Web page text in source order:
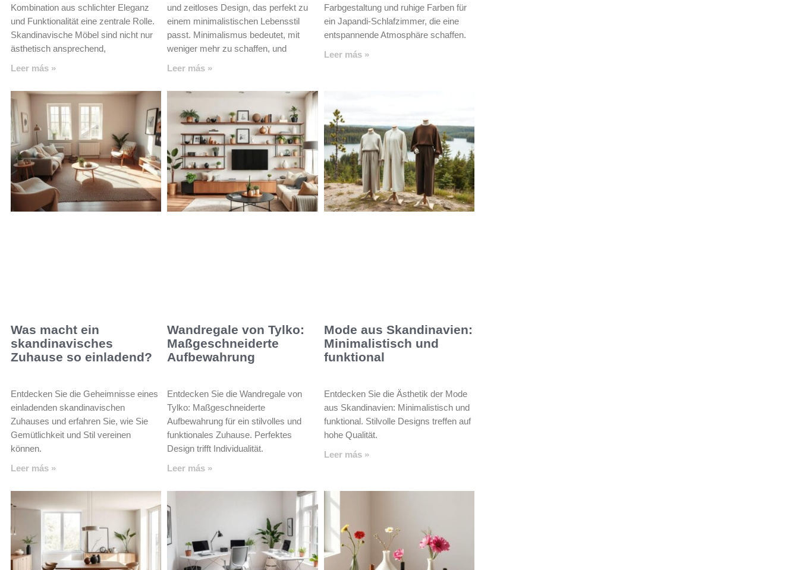
Kombination aus schlichter Eleganz
und Funktionalität eine zentrale Rolle.
Skandinavische Möbel sind nicht nur
ästhetisch ansprechend,
Leer más »
und zeitloses Design, das perfekt zu
einem minimalistischen Lebensstil
passt. Minimalismus bedeutet, mit
weniger mehr zu schaffen, und
Leer más »
Farbgestaltung und ruhige Farben für
ein Japandi-Schlafzimmer, die eine
entspannende Atmosphäre schaffen.
Leer más »
Was macht ein
skandinavisches
Zuhause so einladend?
Entdecken Sie die Geheimnisse eines
einladenden skandinavischen
Zuhauses und erfahren Sie, wie Sie
Gemütlichkeit und Stil vereinen
können.
Leer más »
Wandregale von Tylko:
Maßgeschneiderte
Aufbewahrung
Entdecken Sie die Wandregale von
Tylko: Maßgeschneiderte
Aufbewahrung für ein stilvolles und
funktionales Zuhause. Perfektes
Design trifft Individualität.
Leer más »
Mode aus Skandinavien:
Minimalistisch und
funktional
Entdecken Sie die Ästhetik der Mode
aus Skandinavien: Minimalistisch und
funktional. Stilvolle Designs treffen auf
hohe Qualität.
Leer más »